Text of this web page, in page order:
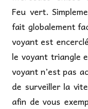
Feu vert.
fait globalement
voyant est
le voyant triangle
voyant n’est pas
de surveiller la
afin de vous